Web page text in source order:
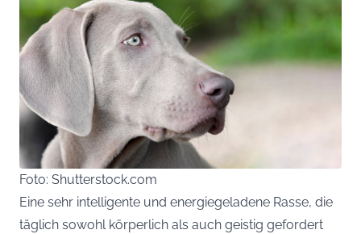
Foto: Shutterstock.com
Eine sehr intelligente und energiegeladene Rasse, die
täglich sowohl körperlich als auch geistig gefordert